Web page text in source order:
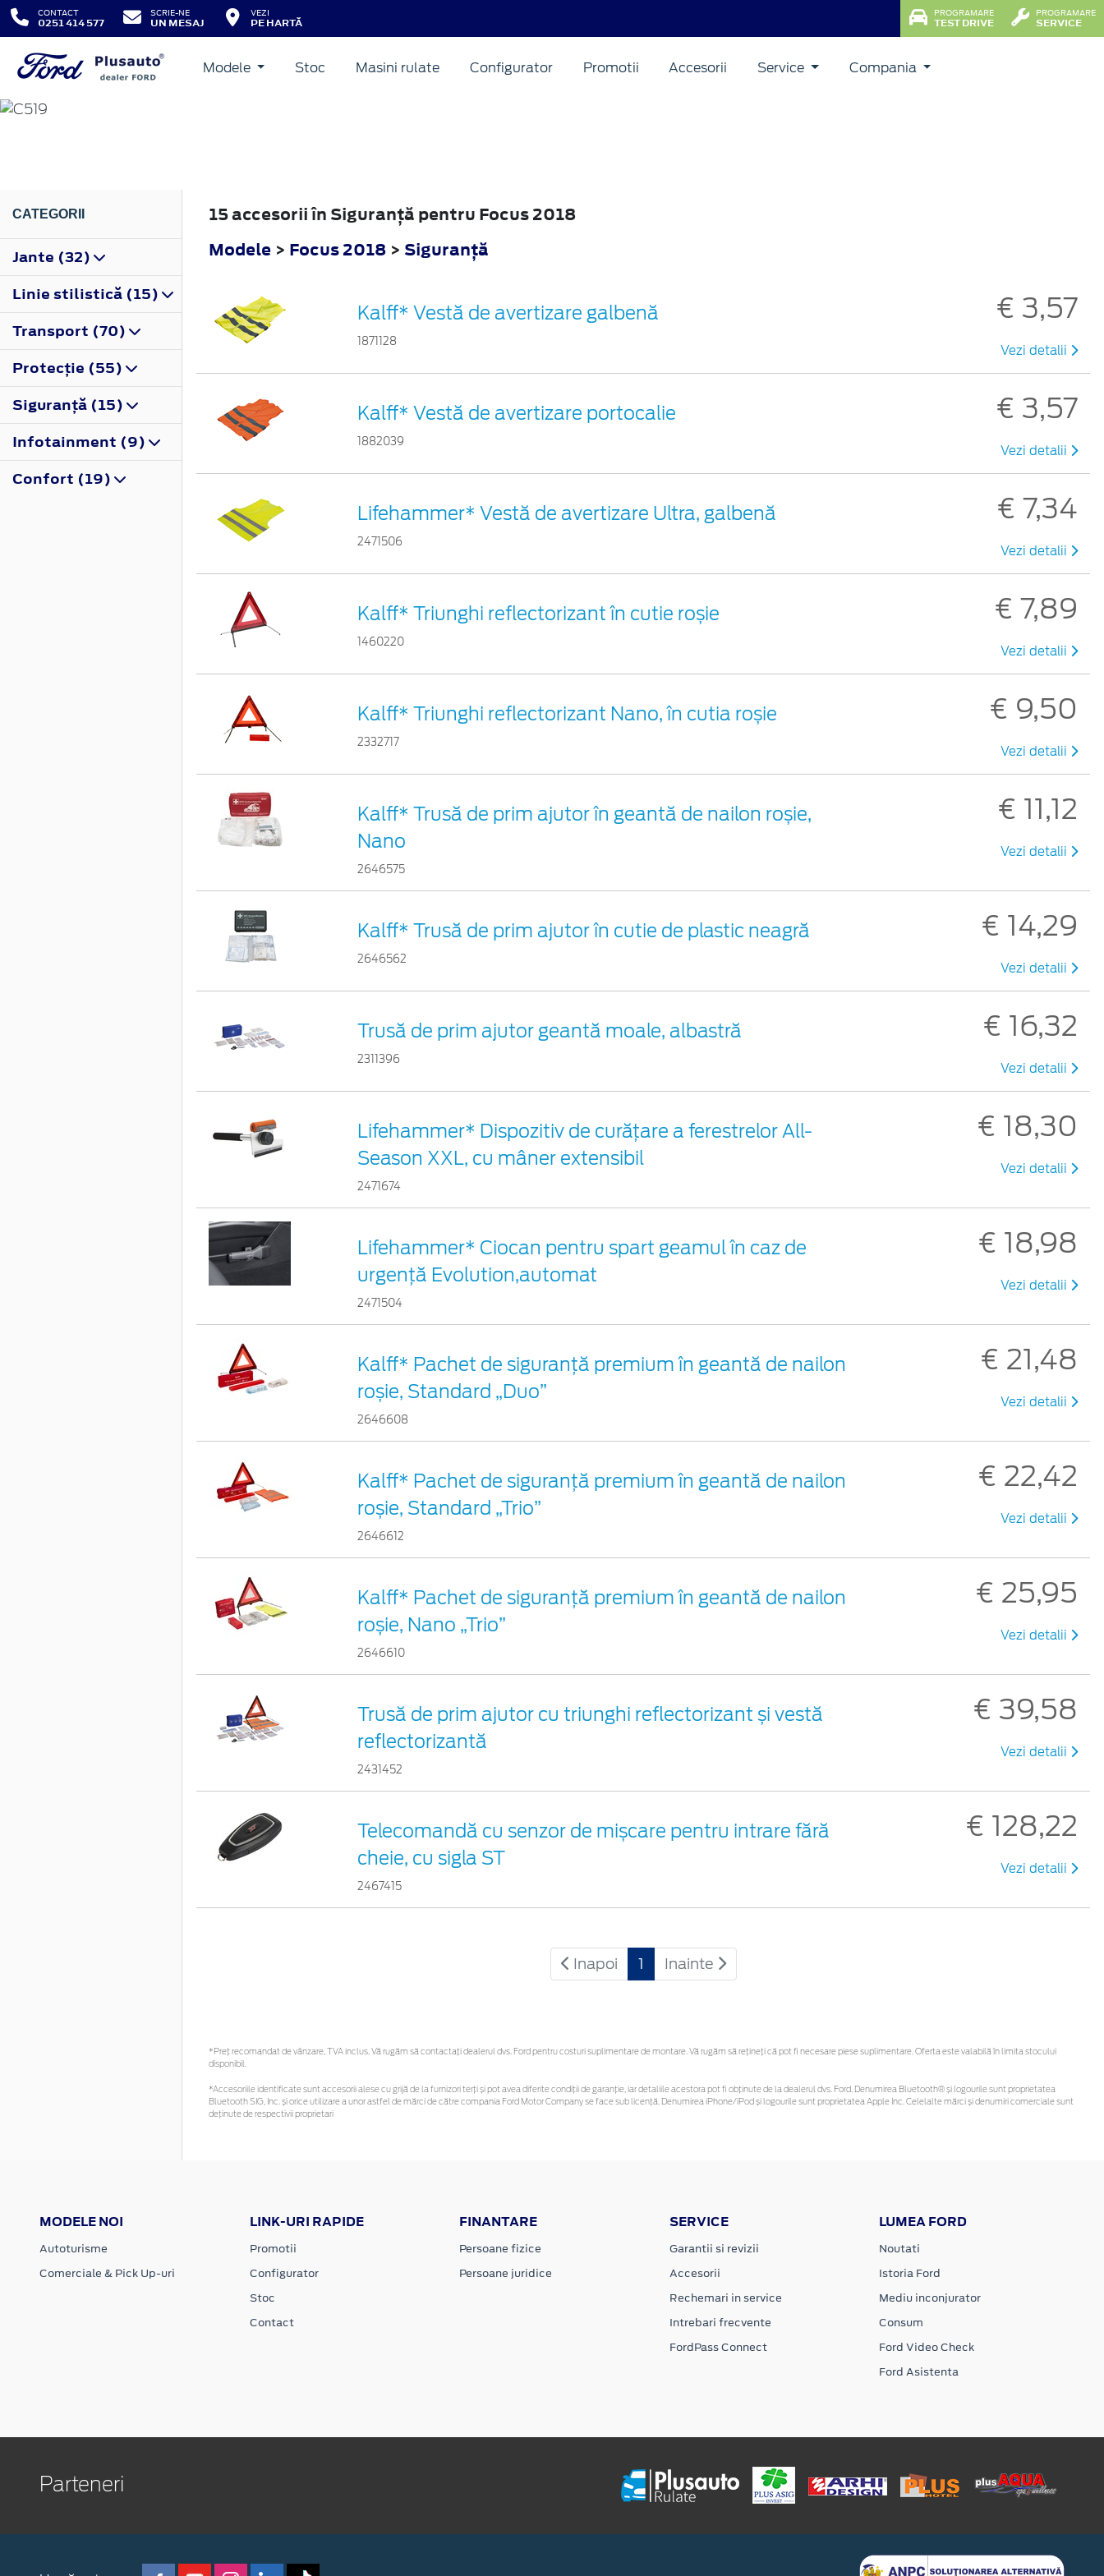
CONTACT
0251 414 577
SCRIE-NE
UN MESAJ
VEZI
PE HARTĂ
PROGRAMARE
TEST DRIVE
PROGRAMARE
SERVICE
Modele Stoc Masini rulate Configurator Promotii Accesorii Service Compania
FOCUS
CATEGORII
Jante (32)
Linie stilistică (15)
Transport (70)
Protecţie (55)
Siguranţă (15)
Infotainment (9)
Confort (19)
15 accesorii în Siguranţă pentru Focus 2018
Modele > Focus 2018 > Siguranţă
Kalff* Vestă de avertizare galbenă
1871128
€ 3,57
Vezi detalii
Kalff* Vestă de avertizare portocalie
1882039
€ 3,57
Vezi detalii
Lifehammer* Vestă de avertizare Ultra, galbenă
2471506
€ 7,34
Vezi detalii
Kalff* Triunghi reflectorizant în cutie roșie
1460220
€ 7,89
Vezi detalii
Kalff* Triunghi reflectorizant Nano, în cutia roșie
2332717
€ 9,50
Vezi detalii
Kalff* Trusă de prim ajutor în geantă de nailon roșie,
Nano
2646575
€ 11,12
Vezi detalii
Kalff* Trusă de prim ajutor în cutie de plastic neagră
2646562
€ 14,29
Vezi detalii
Trusă de prim ajutor geantă moale, albastră
2311396
€ 16,32
Vezi detalii
Lifehammer* Dispozitiv de curățare a ferestrelor All-
Season XXL, cu mâner extensibil
2471674
€ 18,30
Vezi detalii
Lifehammer* Ciocan pentru spart geamul în caz de
urgenţă Evolution,automat
2471504
€ 18,98
Vezi detalii
Kalff* Pachet de siguranţă premium în geantă de nailon
roșie, Standard „Duo”
2646608
€ 21,48
Vezi detalii
Kalff* Pachet de siguranţă premium în geantă de nailon
roșie, Standard „Trio”
2646612
€ 22,42
Vezi detalii
Kalff* Pachet de siguranţă premium în geantă de nailon
roșie, Nano „Trio”
2646610
€ 25,95
Vezi detalii
Trusă de prim ajutor cu triunghi reflectorizant și vestă
reflectorizantă
2431452
€ 39,58
Vezi detalii
Telecomandă cu senzor de mișcare pentru intrare fără
cheie, cu sigla ST
2467415
€ 128,22
Vezi detalii
Inapoi 1 Inainte
*Preţ recomandat de vânzare, TVA inclus. Vă rugăm să contactaţi dealerul dvs. Ford pentru costuri suplimentare de montare. Vă rugăm să rețineți că pot fi necesare piese suplimentare. Oferta este valabilă în limita stocului
disponibil.
*Accesoriile identificate sunt accesorii alese cu grijă de la furnizori terți și pot avea diferite condiții de garanție, iar detaliile acestora pot fi obținute de la dealerul dvs. Ford. Denumirea Bluetooth® și logourile sunt proprietatea
Bluetooth SIG, Inc. și orice utilizare a unor astfel de mărci de către compania Ford Motor Company se face sub licență. Denumirea iPhone/iPod și logourile sunt proprietatea Apple Inc. Celelalte mărci și denumiri comerciale sunt
deținute de respectivii proprietari
MODELE NOI
Autoturisme
Comerciale & Pick Up-uri
LINK-URI RAPIDE
Promotii
Configurator
Stoc
Contact
FINANTARE
Persoane fizice
Persoane juridice
SERVICE
Garantii si revizii
Accesorii
Rechemari in service
Intrebari frecvente
FordPass Connect
LUMEA FORD
Noutati
Istoria Ford
Mediu inconjurator
Consum
Ford Video Check
Ford Asistenta
Parteneri